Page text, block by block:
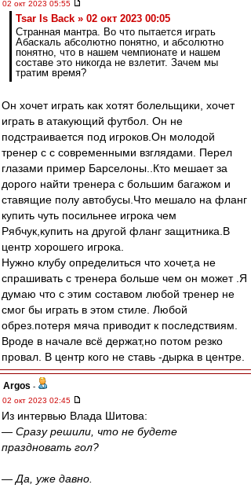
02 окт 2023 05:55
Tsar Is Back » 02 окт 2023 00:05
Странная мантра. Во что пытается играть
Абаскаль абсолютно понятно, и абсолютно
понятно, что в нашем чемпионате и нашем
составе это никогда не взлетит. Зачем мы
тратим время?
Он хочет играть как хотят болельщики, хочет
играть в атакующий футбол. Он не
подстраивается под игроков.Он молодой
тренер с с современными взглядами. Перел
глазами пример Барселоны..Кто мешает за
дорого найти тренера с большим багажом и
ставящие полу автобусы.Что мешало на фланг
купить чуть посильнее игрока чем
Рябчук,купить на другой фланг защитника.В
центр хорошего игрока.
Нужно клубу определиться что хочет,а не
спрашивать с тренера больше чем он может .Я
думаю что с этим составом любой тренер не
смог бы играть в этом стиле. Любой
обрез.потеря мяча приводит к последствиям.
Вроде в начале всё держат,но потом резко
провал. В центр кого не ставь -дырка в центре.
Argos -
02 окт 2023 02:45
Из интервью Влада Шитова:
— Сразу решили, что не будете
праздновать гол?
— Да, уже давно.